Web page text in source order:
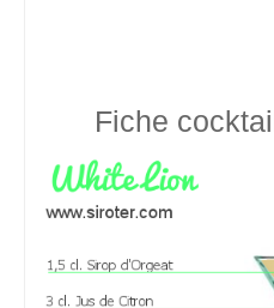
Fiche cocktail